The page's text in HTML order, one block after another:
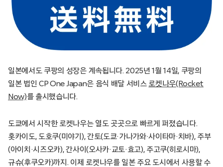
일본에서도 쿠팡의 성장은 계속됩니다. 2025년 1월 14일, 쿠팡의
일본 법인 CP One Japan은 음식 배달 서비스 로켓나우(Rocket
Now)를 출시했습니다.
도쿄에서 시작한 로켓나우는 열도 곳곳으로 빠르게 퍼졌습니다.
홋카이도, 도호쿠(미야기), 간토(도쿄·가나가와·사이타마·치바), 주부
(아이치·시즈오카), 간사이(오사카·교토·효고), 주고쿠(히로시마),
규슈(후쿠오카)까지. 이제 로켓나우를 일본 주요 도시에서 사용할 수